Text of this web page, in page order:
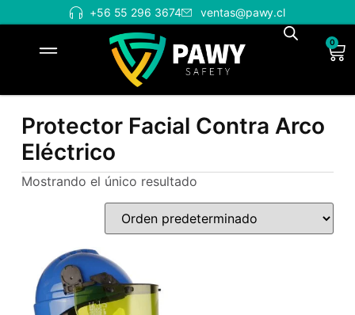
+56 55 296 3674 ventas@pawy.cl
0
Protector Facial Contra Arco
Eléctrico
Mostrando el único resultado